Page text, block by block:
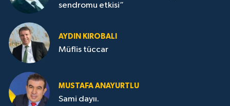
sendromu etkisi”
AYDIN KIROBALI
Müflis tüccar
MUSTAFA ANAYURTLU
Sami dayıı.